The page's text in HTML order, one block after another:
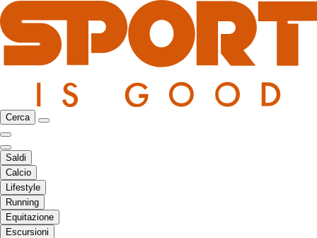
Cerca
Saldi
Calcio
Lifestyle
Running
Equitazione
Escursioni